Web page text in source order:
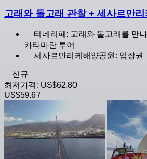
고래와 돌고래 관찰 + 세사르만리
테네리페: 고래와 돌고래를 만
카타마란 투어
세사르만리케해양공원: 입장권
신규
최저가격: US$62.80
US$59.67